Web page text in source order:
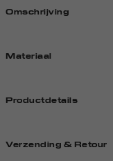
Omschrijving
Materiaal
Productdetails
Verzending & Retour